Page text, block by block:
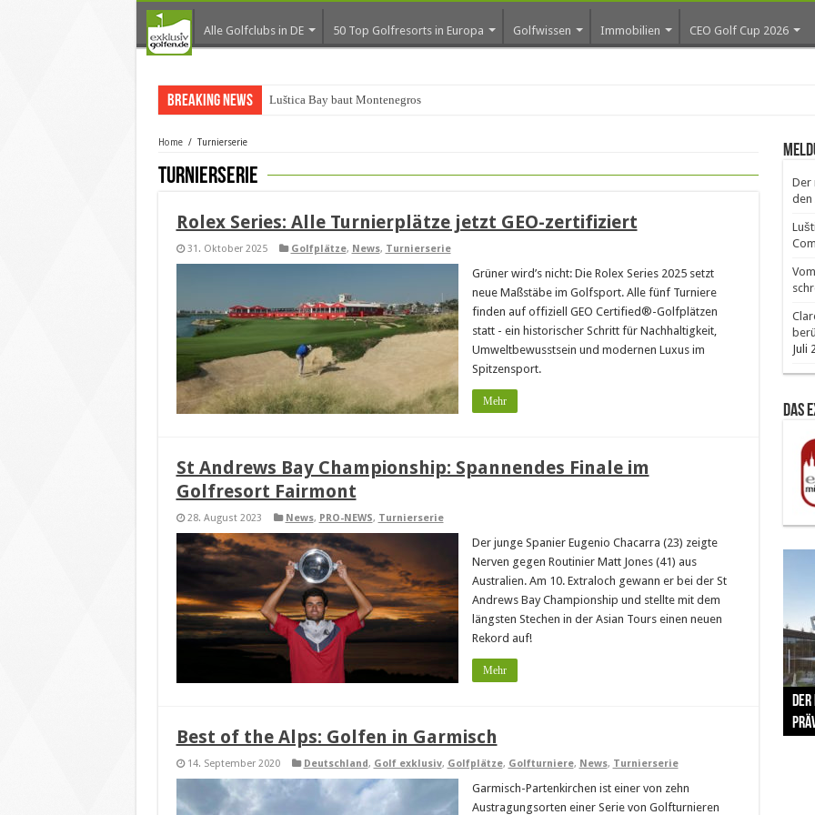
Alle Golfclubs in DE 50 Top Golfresorts in Europa Golfwissen Immobilien CEO Golf Cup 2026
Breaking News Luštica Bay baut Montenegros erste Golf-Community wei
Home / Turnierserie
Turnierserie
Rolex Series: Alle Turnierplätze jetzt GEO-zertifiziert
31. Oktober 2025 Golfplätze, News, Turnierserie
Grüner wird’s nicht: Die Rolex Series 2025 setzt
neue Maßstäbe im Golfsport. Alle fünf Turniere
finden auf offiziell GEO Certified®-Golfplätzen
statt - ein historischer Schritt für Nachhaltigkeit,
Umweltbewusstsein und modernen Luxus im
Spitzensport.
Mehr
St Andrews Bay Championship: Spannendes Finale im
Golfresort Fairmont
28. August 2023 News, PRO-NEWS, Turnierserie
Der junge Spanier Eugenio Chacarra (23) zeigte
Nerven gegen Routinier Matt Jones (41) aus
Australien. Am 10. Extraloch gewann er bei der St
Andrews Bay Championship und stellte mit dem
längsten Stechen in der Asian Tours einen neuen
Rekord auf!
Mehr
Best of the Alps: Golfen in Garmisch
14. September 2020 Deutschland, Golf exklusiv, Golfplätze, Golfturniere, News, Turnierserie
Garmisch-Partenkirchen ist einer von zehn
Austragungsorten einer Serie von Golfturnieren
Der
den
Juli
Das
The